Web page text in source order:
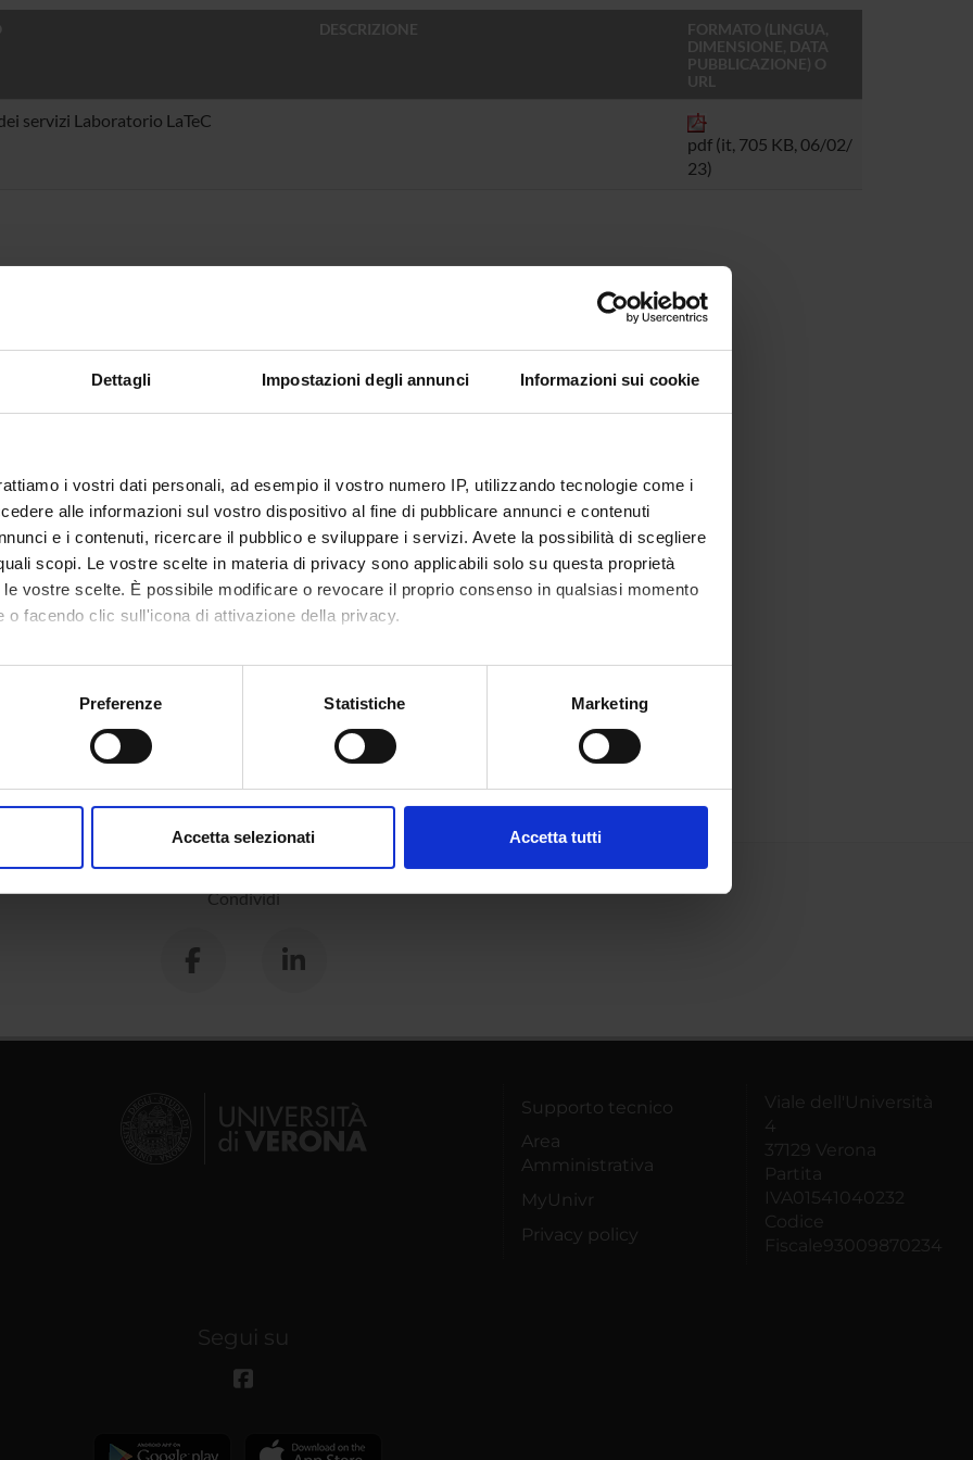
Dettagli Impostazioni degli annunci Informazioni sui cookie
i vostri dati personali, ad esempio il vostro numero IP, utilizzando tecnologie come i
alle informazioni sul vostro dispositivo al fine di pubblicare annunci e contenuti
e i contenuti, ricercare il pubblico e sviluppare i servizi. Avete la possibilità di scegliere
scopi. Le vostre scelte in materia di privacy sono applicabili solo su questa proprietà
vostre scelte. È possibile modificare o revocare il proprio consenso in qualsiasi momento
o facendo clic sull'icona di attivazione della privacy.
anche:
sulla tua posizione geografica, con un'approssimazione di qualche metro,
in qualsiasi momento dalla Dichiarazione sui cookie.
e social media, i quali potrebbero combinarle con altre informazioni che hai fornito loro o
Preferenze Statistiche Marketing
Accetta selezionati Accetta tutti
DESCRIZIONE
FORMATO (LINGUA,
DIMENSIONE, DATA
PUBBLICAZIONE) O
URL
servizi Laboratorio LaTeC
pdf (it, 705 KB, 06/02/
23)
Condividi
Supporto tecnico
Area
Amministrativa
MyUnivr
Privacy policy
Viale dell'Università
4
37129 Verona
Partita
IVA01541040232
Codice
Fiscale93009870234
Segui su